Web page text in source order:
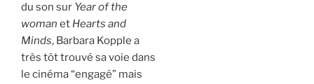
du son sur Year of the
woman et Hearts and
Minds, Barbara Kopple a
très tôt trouvé sa voie dans
le cinéma “engagé” mais